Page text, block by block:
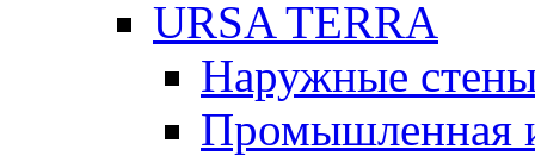
URSA TERRA
Наружные
Промышленная